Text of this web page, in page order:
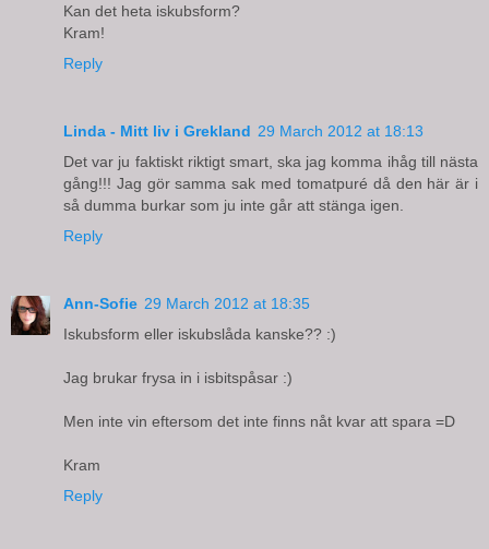
Kan det heta iskubsform?
Kram!
Reply
Linda - Mitt liv i Grekland 29 March 2012 at 18:13
Det var ju faktiskt riktigt smart, ska jag komma ihåg till nästa
gång!!! Jag gör samma sak med tomatpuré då den här är i
så dumma burkar som ju inte går att stänga igen.
Reply
Ann-Sofie 29 March 2012 at 18:35
Iskubsform eller iskubslåda kanske?? :)
Jag brukar frysa in i isbitspåsar :)
Men inte vin eftersom det inte finns nåt kvar att spara =D
Kram
Reply